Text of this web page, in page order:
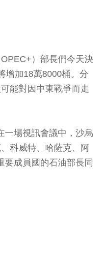
）部長們今天決
增加18萬8000桶。分
能對因中東戰爭而走
一場視訊會議中，沙烏
科威特、哈薩克、阿
要成員國的石油部長同